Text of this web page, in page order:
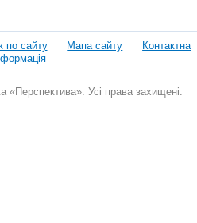
по сайту Мапа сайту
Контактна
Усі права захищені.